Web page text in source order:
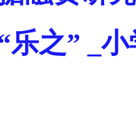
乐之” _